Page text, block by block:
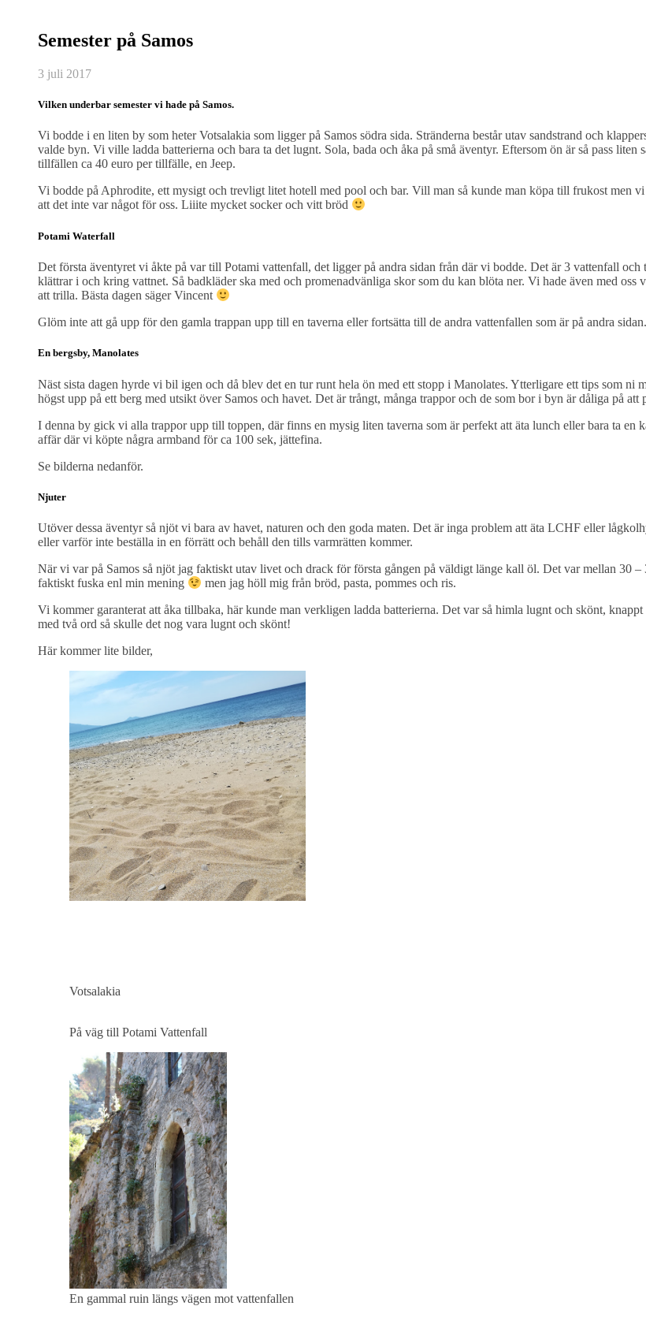
Semester på Samos
3 juli 2017
Vilken underbar semester vi hade på Samos.
Vi bodde i en liten by som heter Votsalakia som ligger på Samos södra sida. Stränderna består utav sandstrand och
valde byn. Vi ville ladda batterierna och bara ta det lugnt. Sola, bada och åka på små äventyr. Eftersom ön är så pass
tillfällen ca 40 euro per tillfälle, en Jeep.
Vi bodde på Aphrodite, ett mysigt och trevligt litet hotell med pool och bar. Vill man så kunde man köpa till frukost men
att det inte var något för oss. Liiite mycket socker och vitt bröd
Potami Waterfall
Det första äventyret vi åkte på var till Potami vattenfall, det ligger på andra sidan från där vi bodde. Det är 3 vattenfall
klättrar i och kring vattnet. Så badkläder ska med och promenadvänliga skor som du kan blöta ner. Vi hade även med oss
att trilla. Bästa dagen säger Vincent
Glöm inte att gå upp för den gamla trappan upp till en taverna eller fortsätta till de andra vattenfallen som är på andra
En bergsby, Manolates
Näst sista dagen hyrde vi bil igen och då blev det en tur runt hela ön med ett stopp i Manolates. Ytterligare ett tips som
högst upp på ett berg med utsikt över Samos och havet. Det är trångt, många trappor och de som bor i byn är dåliga på att
I denna by gick vi alla trappor upp till toppen, där finns en mysig liten taverna som är perfekt att äta lunch eller bara ta
affär där vi köpte några armband för ca 100 sek, jättefina.
Se bilderna nedanför.
Njuter
Utöver dessa äventyr så njöt vi bara av havet, naturen och den goda maten. Det är inga problem att äta LCHF eller
eller varför inte beställa in en förrätt och behåll den tills varmrätten kommer.
När vi var på Samos så njöt jag faktiskt utav livet och drack för första gången på väldigt länge kall öl. Det var mellan 30
faktiskt fuska enl min mening
men jag höll mig från bröd, pasta, pommes och ris.
Vi kommer garanterat att åka tillbaka, här kunde man verkligen ladda batterierna. Det var så himla lugnt och skönt,
med två ord så skulle det nog vara lugnt och skönt!
Här kommer lite bilder,
Votsalakia
På väg till Potami Vattenfall
En gammal ruin längs vägen mot vattenfallen